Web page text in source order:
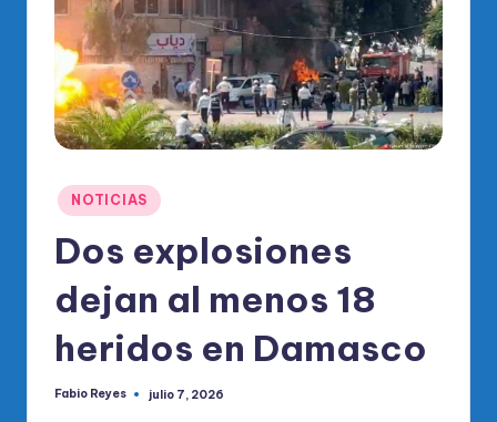
di
o
O
al
el
R
Publicado
en
NOTICIAS
Dos explosiones
dejan al menos 18
heridos en Damasco
Publicado
Fabio Reyes julio 7, 2026